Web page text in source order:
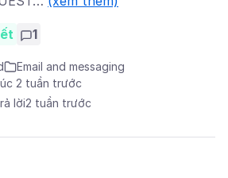
1
Email and messaging
2 tuần trước
lời2 tuần trước